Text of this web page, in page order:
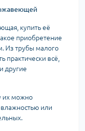
купить её
приобретение
Из трубы малого
практически всё,
другие
их можно
или